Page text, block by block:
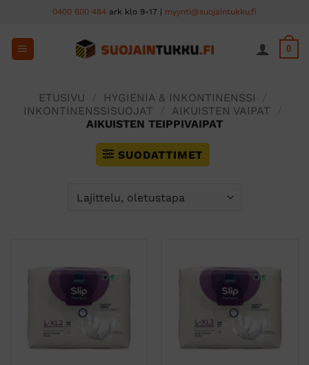
content
0400 600 484 ark klo 9-17 | myynti@suojaintukku.fi
0
ETUSIVU HYGIENIA & INKONTINENSSI
INKONTINENSSISUOJAT
AIKUISTEN VAIPAT
AIKUISTEN TEIPPIVAIPAT
SUODATTIMET